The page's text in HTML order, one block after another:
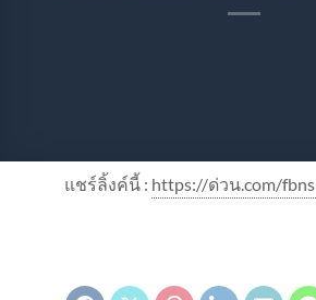
แชร์ลิ้งค์นี้ : https://ด่วน.com/fbns